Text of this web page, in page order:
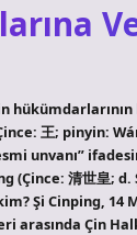
王; pinyin:
unvanı”
清世皇; d.
Şi Cinping, 14
​​arasında Çin